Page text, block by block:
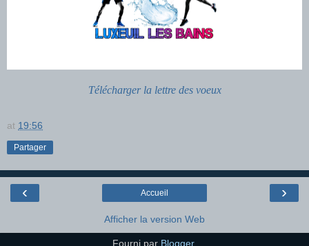
Télécharger la lettre des voeux
at 19:56
Partager
‹ ›
Accueil
Afficher la version Web
Fourni par Blogger.